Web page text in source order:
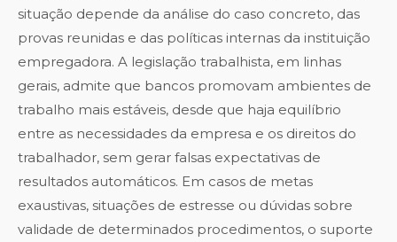
situação depende da análise do caso concreto, das
provas reunidas e das políticas internas da instituição
empregadora. A legislação trabalhista, em linhas
gerais, admite que bancos promovam ambientes de
trabalho mais estáveis, desde que haja equilíbrio
entre as necessidades da empresa e os direitos do
trabalhador, sem gerar falsas expectativas de
resultados automáticos. Em casos de metas
exaustivas, situações de estresse ou dúvidas sobre
validade de determinados procedimentos, o suporte